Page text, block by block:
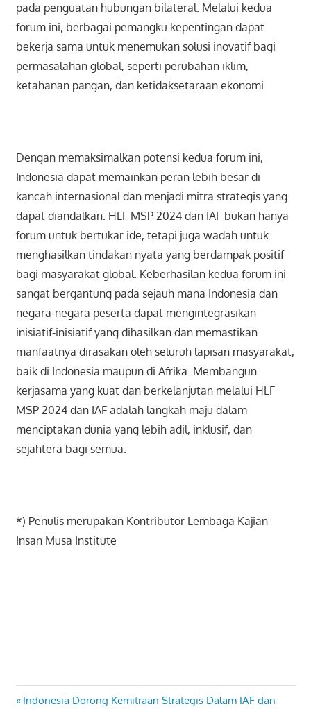
pada penguatan hubungan bilateral. Melalui kedua
forum ini, berbagai pemangku kepentingan dapat
bekerja sama untuk menemukan solusi inovatif bagi
permasalahan global, seperti perubahan iklim,
ketahanan pangan, dan ketidaksetaraan ekonomi.
Dengan memaksimalkan potensi kedua forum ini,
Indonesia dapat memainkan peran lebih besar di
kancah internasional dan menjadi mitra strategis yang
dapat diandalkan. HLF MSP 2024 dan IAF bukan hanya
forum untuk bertukar ide, tetapi juga wadah untuk
menghasilkan tindakan nyata yang berdampak positif
bagi masyarakat global. Keberhasilan kedua forum ini
sangat bergantung pada sejauh mana Indonesia dan
negara-negara peserta dapat mengintegrasikan
inisiatif-inisiatif yang dihasilkan dan memastikan
manfaatnya dirasakan oleh seluruh lapisan masyarakat,
baik di Indonesia maupun di Afrika. Membangun
kerjasama yang kuat dan berkelanjutan melalui HLF
MSP 2024 dan IAF adalah langkah maju dalam
menciptakan dunia yang lebih adil, inklusif, dan
sejahtera bagi semua.
*) Penulis merupakan Kontributor Lembaga Kajian
Insan Musa Institute
Navigasi
Previous
Indonesia Dorong Kemitraan Strategis Dalam IAF dan